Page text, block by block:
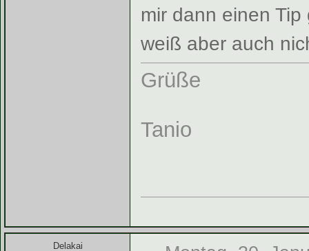
mir dann einen
weiß aber auch
Grüße
Tanio
Delakai